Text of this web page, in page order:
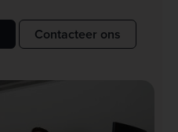
Contacteer ons